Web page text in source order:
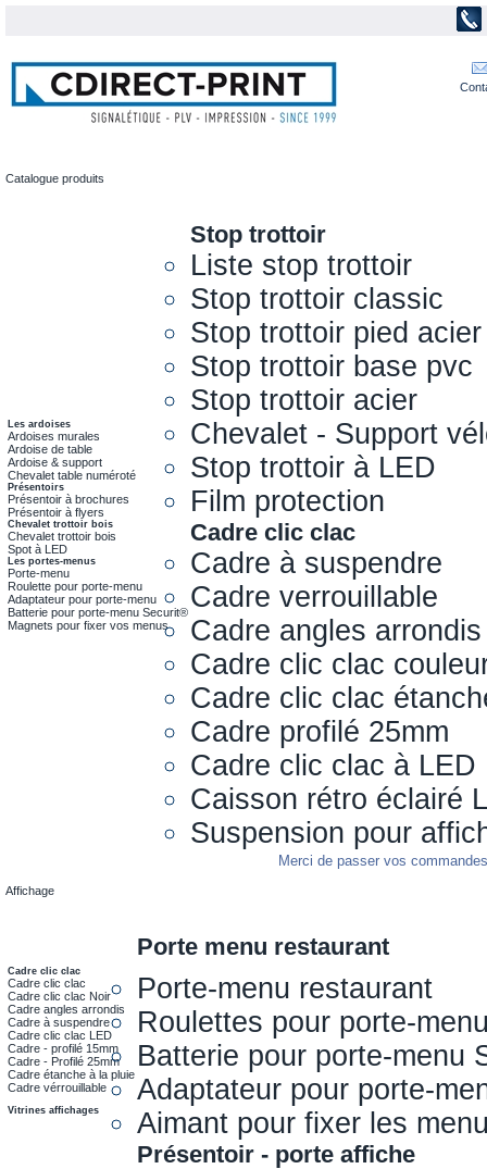
Catalogue produits
Les ardoises
Ardoises murales
Ardoise de table
Ardoise & support
Chevalet table numéroté
Présentoirs
Présentoir à brochures
Présentoir à flyers
Chevalet trottoir bois
Chevalet trottoir bois
Spot à LED
Les portes-menus
Porte-menu
Roulette pour porte-menu
Adaptateur pour porte-menu
Batterie pour porte-menu Securit®
Magnets pour fixer vos menus
Stop trottoir
Liste stop trottoir
Stop trottoir classic
Stop trottoir pied acier
Stop trottoir base pvc
Stop trottoir acier
Chevalet - Support
Stop trottoir à LED
Film protection
Cadre clic clac
Cadre à suspendre
Cadre verrouillable
Cadre angles arrondis
Cadre clic clac
Cadre clic clac
Cadre profilé 25mm
Cadre clic clac à LED
Caisson rétro éclairé
Suspension pour
Merci de passer vos
Affichage
Cadre clic clac
Cadre clic clac
Cadre clic clac Noir
Cadre angles arrondis
Cadre à suspendre
Cadre clic clac LED
Cadre - profilé 15mm
Cadre - Profilé 25mm
Cadre étanche à la pluie
Cadre vérrouillable
Vitrines affichages
Porte menu restaurant
Porte-menu restaurant
Roulettes pour porte-
Batterie pour porte-menu
Adaptateur pour porte-
Aimant pour fixer les
Présentoir - porte affiche